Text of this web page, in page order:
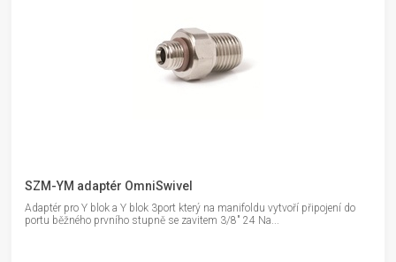
SZM-YM adaptér OmniSwivel
Adaptér pro Y blok a Y blok 3port který na manifoldu vytvoří připojení do
portu běžného prvního stupně se zavitem 3/8" 24 Na...